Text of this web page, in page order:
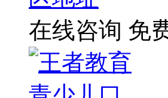
在线咨询 免